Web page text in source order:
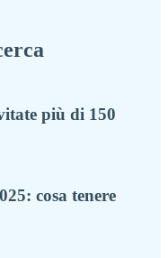
più di 150
cosa tenere